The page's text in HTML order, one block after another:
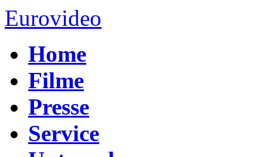
Eurovideo
Home
Filme
Presse
Service